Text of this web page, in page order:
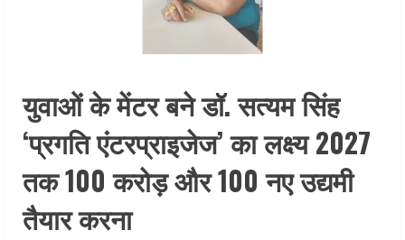
युवाओं के मेंटर बने डॉ. सत्यम सिंह
‘प्रगति एंटरप्राइजेज’ का लक्ष्य 2027
तक 100 करोड़ और 100 नए उद्यमी
तैयार करना